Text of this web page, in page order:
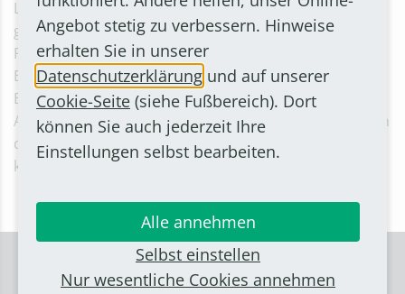
Leiterin Brigitte Nowak. Für Kinder und Erwachsene
gibt es deshalb Filme und Hörbücher zum kleinen
Preis: Jede DVD und jede CD kostet gerade einmal 1
Euro. Die Schnäppchen gibt es in der Stadtbücherei
Bornheim, Servatiusweg 19-23, noch bis zum 31.
August 2023. Mehrfaches Reinschauen lohnt sich, denn
die Flohmarktfläche wird täglich aufgefüllt. Der Erlös
kommt der Stadtbücherei Bornheim zugute.
Angebot stetig zu verbessern. Hinweise
erhalten Sie in unserer
Datenschutzerklärung und auf unserer
Cookie-Seite (siehe Fußbereich). Dort
können Sie auch jederzeit Ihre
Einstellungen selbst bearbeiten.
Alle annehmen
Selbst einstellen
Nur wesentliche Cookies annehmen